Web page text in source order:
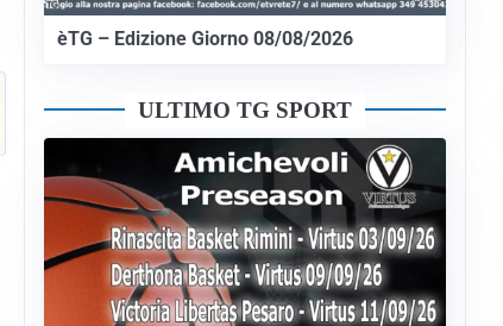
èTG – Edizione Giorno 08/08/2026
ULTIMO TG SPORT